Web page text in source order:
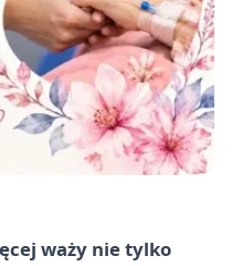
waży nie tylko